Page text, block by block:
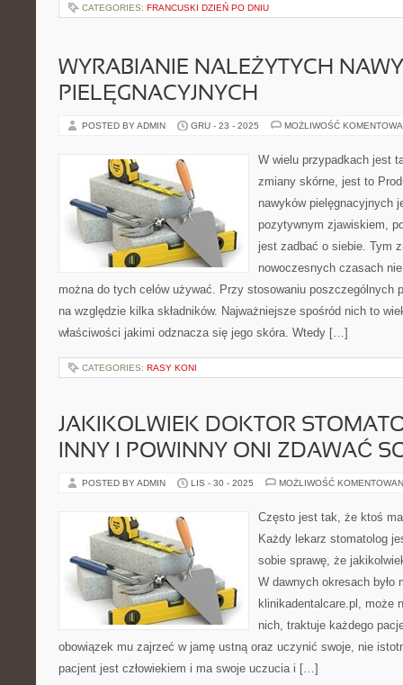
CATEGORIES: FRANCUSKI DZIEŃ PO DNIU
WYRABIANIE NALEŻYTYCH
PIELĘGNACYJNYCH
POSTED BY ADMIN GRU - 23 - 2025 MOŻLIWOŚĆ
W wielu przypadkach jest
zmiany skórne, jest to
nawyków pielęgnacyjnych
pozytywnym zjawiskiem,
jest zadbać o siebie. Tym
nowoczesnych czasach
można do tych celów używać. Przy stosowaniu poszczególnych
na względzie kilka składników. Najważniejsze spośród nich to
właściwości jakimi odznacza się jego skóra. Wtedy […]
CATEGORIES: RASY KONI
JAKIKOLWIEK DOKTOR
INNY I POWINNY ONI ZDAWAĆ
POSTED BY ADMIN LIS - 30 - 2025 MOŻLIWOŚĆ
Często jest tak, że ktoś
Każdy lekarz stomatolog
sobie sprawę, że
W dawnych okresach było
klinikadentalcare.pl, może
nich, traktuje każdego
obowiązek mu zajrzeć w jamę ustną oraz uczynić swoje, nie
pacjent jest człowiekiem i ma swoje uczucia i […]